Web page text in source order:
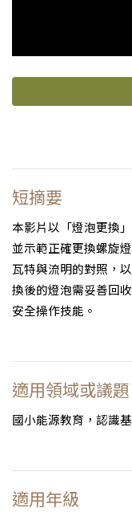
短摘要
本影片以「燈泡更換
並示範正確更換螺旋
瓦特與流明的對照，
換後的燈泡需妥善回
安全操作技能。
適用領域或議題
國小能源教育，認識
適用年級